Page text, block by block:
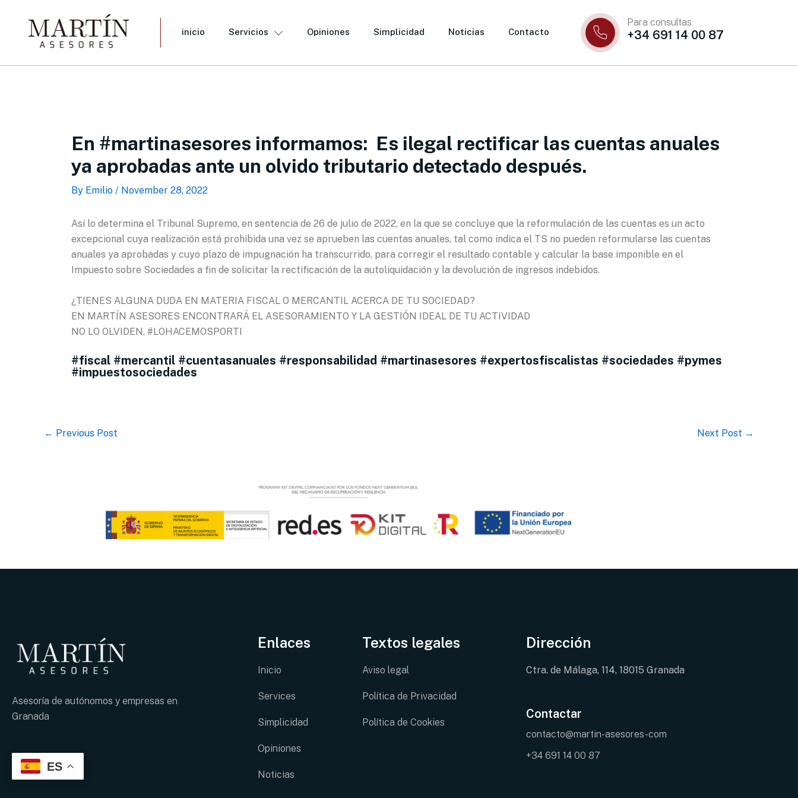
content
inicio Servicios Opiniones Simplicidad Noticias Contacto
Para consultas
+34 691 14 00 87
En #martinasesores informamos: Es ilegal rectificar las cuentas anuales
ya aprobadas ante un olvido tributario detectado después.
By Emilio / November 28, 2022
Así lo determina el Tribunal Supremo, en sentencia de 26 de julio de 2022, en la que se concluye que la reformulación de las cuentas es un acto
excepcional cuya realización está prohibida una vez se aprueben las cuentas anuales, tal como indica el TS no pueden reformularse las cuentas
anuales ya aprobadas y cuyo plazo de impugnación ha transcurrido, para corregir el resultado contable y calcular la base imponible en el
Impuesto sobre Sociedades a fin de solicitar la rectificación de la autoliquidación y la devolución de ingresos indebidos.
¿TIENES ALGUNA DUDA EN MATERIA FISCAL O MERCANTIL ACERCA DE TU SOCIEDAD?
EN MARTÍN ASESORES ENCONTRARÁ EL ASESORAMIENTO Y LA GESTIÓN IDEAL DE TU ACTIVIDAD
NO LO OLVIDEN, #LOHACEMOSPORTI
#fiscal #mercantil #cuentasanuales #responsabilidad #martinasesores #expertosfiscalistas #sociedades #pymes
#impuestosociedades
← Previous Post Next Post →
Asesoría de autónomos y empresas en
Granada
ES
Enlaces
Inicio
Services
Simplicidad
Opiniones
Noticias
Textos legales
Aviso legal
Política de Privacidad
Política de Cookies
Dirección
Ctra. de Málaga, 114, 18015 Granada
Contactar
contacto@martin-asesores-com
+34 691 14 00 87